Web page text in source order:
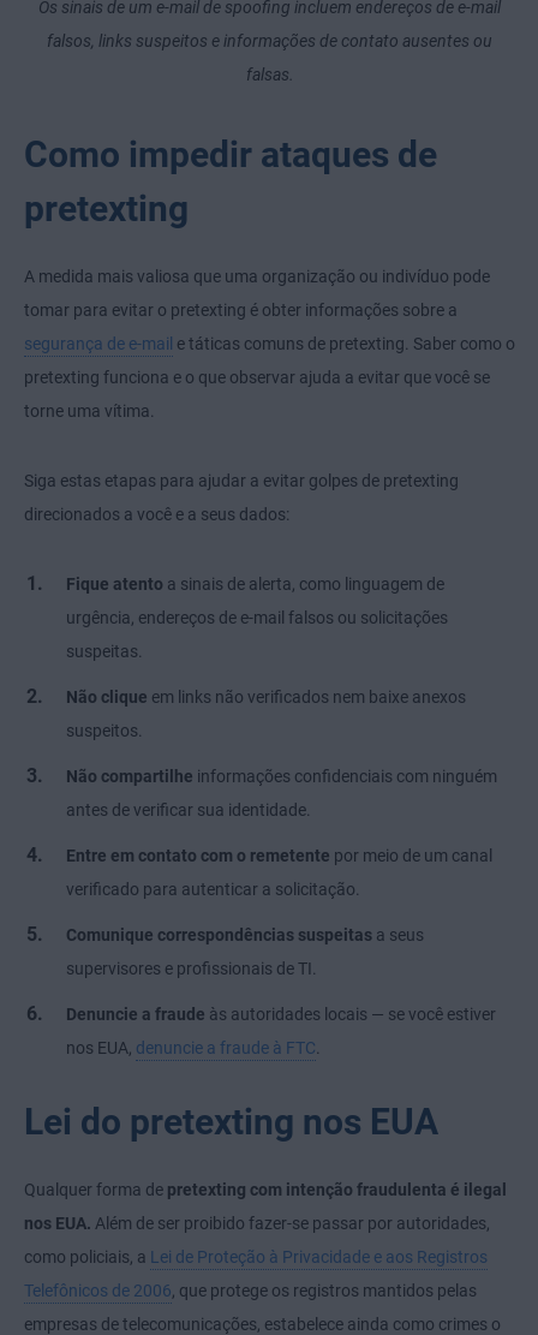
Os sinais de um e-mail de spoofing incluem endereços de e-mail
falsos, links suspeitos e informações de contato ausentes ou
falsas.
Como impedir ataques de
pretexting
A medida mais valiosa que uma organização ou indivíduo pode
tomar para evitar o pretexting é obter informações sobre a
segurança de e-mail e táticas comuns de pretexting. Saber como o
pretexting funciona e o que observar ajuda a evitar que você se
torne uma vítima.
Siga estas etapas para ajudar a evitar golpes de pretexting
direcionados a você e a seus dados:
Fique atento a sinais de alerta, como linguagem de
urgência, endereços de e-mail falsos ou solicitações
suspeitas.
Não clique em links não verificados nem baixe anexos
suspeitos.
Não compartilhe informações confidenciais com ninguém
antes de verificar sua identidade.
Entre em contato com o remetente por meio de um canal
verificado para autenticar a solicitação.
Comunique correspondências suspeitas a seus
supervisores e profissionais de TI.
Denuncie a fraude às autoridades locais — se você estiver
nos EUA, denuncie a fraude à FTC
Lei do pretexting nos EUA
Qualquer forma de pretexting com intenção fraudulenta é ilegal
nos EUA. Além de ser proibido fazer-se passar por autoridades,
como policiais, a Lei de Proteção à Privacidade e aos Registros
Telefônicos de 2006 , que protege os registros mantidos pelas
empresas de telecomunicações, estabelece ainda como crimes o